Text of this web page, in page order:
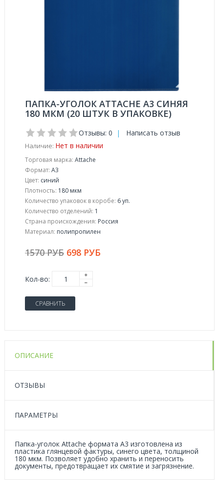
ПАПКА-УГОЛОК ATTACHE А3 СИНЯЯ
180 МКМ (20 ШТУК В УПАКОВКЕ)
Отзывы: 0 | Написать отзыв
Наличие: Нет в наличии
Торговая марка: Attache
Формат: A3
Цвет: синий
Плотность: 180 мкм
Количество упаковок в коробе: 6 уп.
Количество отделений: 1
Страна происхождения: Россия
Материал: полипропилен
1570 РУБ 698 РУБ
Кол-во:
СРАВНИТЬ
ОПИСАНИЕ
ОТЗЫВЫ
ПАРАМЕТРЫ
Папка-уголок Attache формата А3 изготовлена из
пластика глянцевой фактуры, синего цвета, толщиной
180 мкм. Позволяет удобно хранить и переносить
документы, предотвращает их смятие и загрязнение.